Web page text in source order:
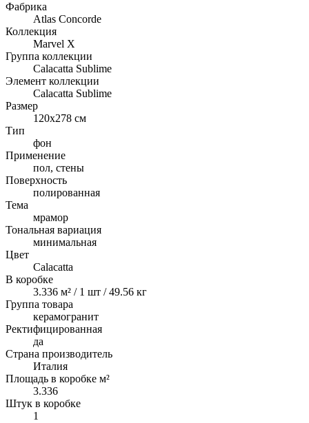
Фабрика
Atlas Concorde
Коллекция
Marvel X
Группа коллекции
Calacatta Sublime
Элемент коллекции
Calacatta Sublime
Размер
120x278 см
Тип
фон
Применение
пол, стены
Поверхность
полированная
Тема
мрамор
Тональная вариация
минимальная
Цвет
Calacatta
В коробке
3.336 м² / 1 шт / 49.56 кг
Группа товара
керамогранит
Ректифицированная
да
Страна производитель
Италия
Площадь в коробке м²
3.336
Штук в коробке
1